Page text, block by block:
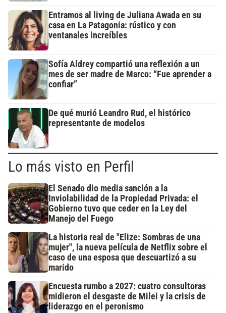
Entramos al living de Juliana Awada en su
casa en La Patagonia: rústico y con
ventanales increíbles
Sofía Aldrey compartió una reflexión a un
mes de ser madre de Marco: “Fue aprender a
confiar”
De qué murió Leandro Rud, el histórico
representante de modelos
Lo más visto en Perfil
El Senado dio media sanción a la
Inviolabilidad de la Propiedad Privada: el
Gobierno tuvo que ceder en la Ley del
Manejo del Fuego
La historia real de "Elize: Sombras de una
mujer", la nueva película de Netflix sobre el
caso de una esposa que descuartizó a su
marido
Encuesta rumbo a 2027: cuatro consultoras
midieron el desgaste de Milei y la crisis de
liderazgo en el peronismo